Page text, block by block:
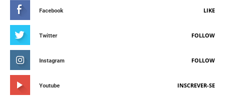
Facebook LIKE
Twitter FOLLOW
Instagram FOLLOW
Youtube INSCREVER-SE